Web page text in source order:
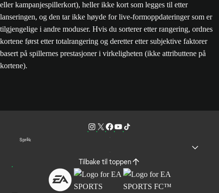
eller kampanjespillerkort), heller ikke kort som legges til etter
lanseringen, og den tar ikke høyde for live-formoppdateringer som er
tilgjengelige i andre moduser. Hvis du sorterer etter rangering, ordnes
kortene først etter totalrangering og deretter etter subjektive faktorer
basert på spillernes prestasjoner i virkeligheten (ikke attributtene på
kortene).
Språk
Tilbake til toppen